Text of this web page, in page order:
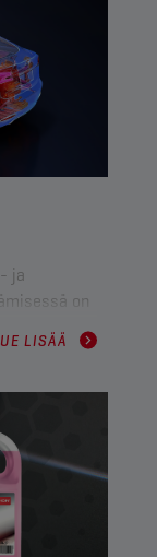
ja
on
rooliin
LISÄÄ